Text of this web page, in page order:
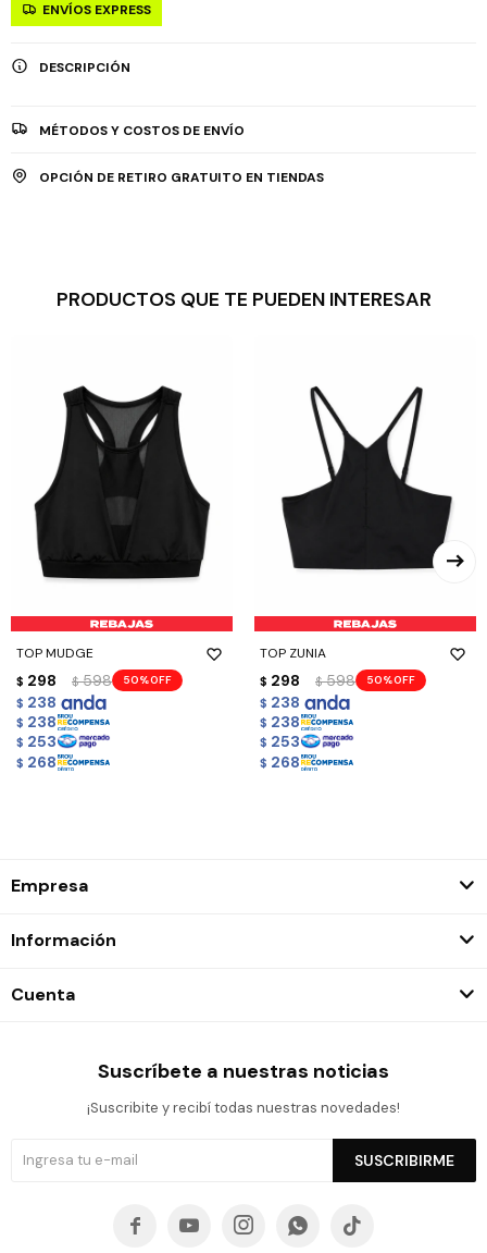
ENVÍOS EXPRESS
DESCRIPCIÓN
MÉTODOS Y COSTOS DE ENVÍO
OPCIÓN DE RETIRO GRATUITO EN TIENDAS
PRODUCTOS QUE TE PUEDEN INTERESAR
TOP MUDGE
$ 298 $ 598 50
$ 238
$ 238
$ 253
$ 268
TOP ZUNIA
$ 298 $ 598 50
$ 238
$ 238
$ 253
$ 268
Empresa
Información
Cuenta
Suscríbete a nuestras noticias
¡Suscribite y recibí todas nuestras novedades!
SUSCRIBIRME
    